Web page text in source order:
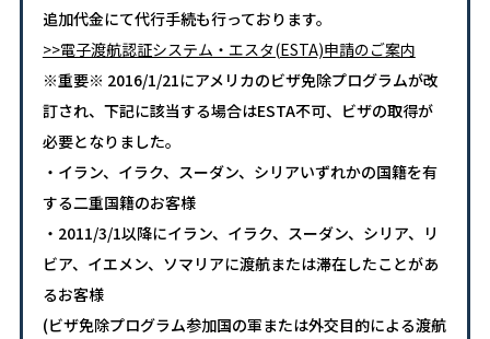
追加代金にて代行手続も行っております。
>>電子渡航認証システム・エスタ(ESTA)申請のご案内
※重要※ 2016/1/21にアメリカのビザ免除プログラムが改
訂され、下記に該当する場合はESTA不可、ビザの取得が
必要となりました。
・イラン、イラク、スーダン、シリアいずれかの国籍を有
する二重国籍のお客様
・2011/3/1以降にイラン、イラク、スーダン、シリア、リ
ビア、イエメン、ソマリアに渡航または滞在したことがあ
るお客様
(ビザ免除プログラム参加国の軍または外交目的による渡航